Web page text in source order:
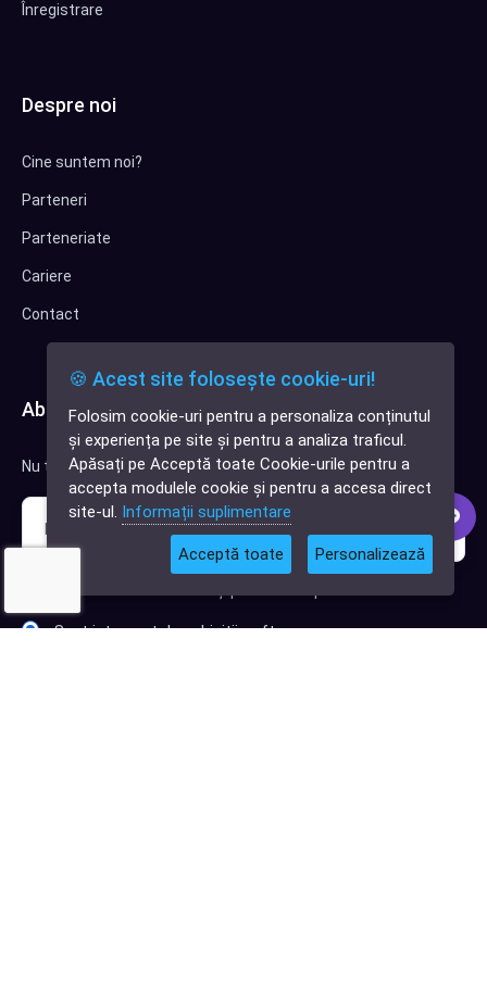
✕
Cauți o aplicație
software?
Înregistrare
Despre noi
Cine suntem noi?
Parteneri
Parteneriate
Cariere
Contact
Abonează-te la newsletter
Nu trimitem spam, deci nu îți face griji.
Sunt interesat de achiziții software
🍪 Acest site folosește cookie-uri!
Folosim cookie-uri pentru a personaliza conținutul
și experiența pe site și pentru a analiza traficul.
Apăsați pe Acceptă toate Cookie-urile pentru a
accepta modulele cookie și pentru a accesa direct
site-ul. Informații suplimentare
Acceptă toate Personalizează